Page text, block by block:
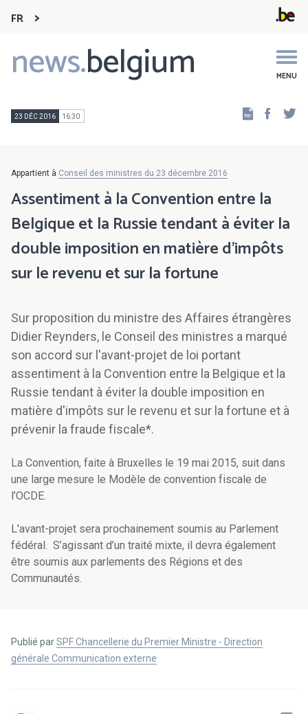
FR
news.belgium MENU
Main
navigation
23 DÉC 2016 16:30
Appartient à Conseil des ministres du 23 décembre 2016
Assentiment à la Convention entre la
Belgique et la Russie tendant à éviter la
double imposition en matière d'impôts
sur le revenu et sur la fortune
Sur proposition du ministre des Affaires étrangères
Didier Reynders, le Conseil des ministres a marqué
son accord sur l'avant-projet de loi portant
assentiment à la Convention entre la Belgique et la
Russie tendant à éviter la double imposition en
matière d'impôts sur le revenu et sur la fortune et à
prévenir la fraude fiscale*.
La Convention, faite à Bruxelles le 19 mai 2015, suit dans
une large mesure le Modèle de convention fiscale de
l’OCDE.
L'avant-projet sera prochainement soumis au Parlement
fédéral. S’agissant d’un traité mixte, il devra également
être soumis aux parlements des Régions et des
Communautés.
Publié parSPF Chancellerie du Premier Ministre - Direction
générale Communication externe